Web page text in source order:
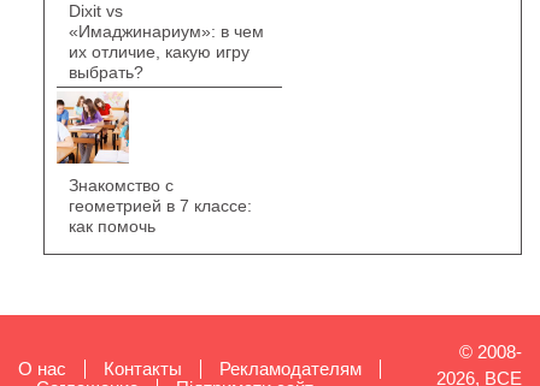
Dixit vs
«Имаджинариум»: в чем
их отличие, какую игру
выбрать?
Знакомство с
геометрией в 7 классе:
как помочь
О нас Контакты
Рекламодателям
© 2008-
2026, ВСЕ